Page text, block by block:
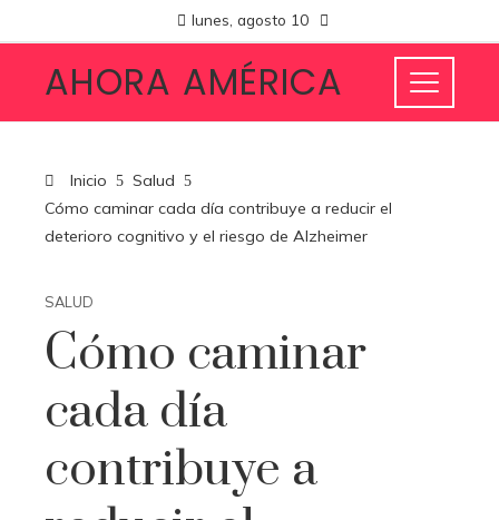
lunes, agosto 10
AHORA AMÉRICA
Inicio
Salud
Cómo caminar cada día contribuye a reducir el
deterioro cognitivo y el riesgo de Alzheimer
SALUD
Cómo caminar
cada día
contribuye a